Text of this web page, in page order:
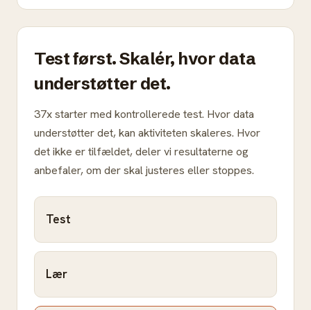
Test først. Skalér, hvor data
understøtter det.
37x starter med kontrollerede test. Hvor data
understøtter det, kan aktiviteten skaleres. Hvor
det ikke er tilfældet, deler vi resultaterne og
anbefaler, om der skal justeres eller stoppes.
Test
Lær